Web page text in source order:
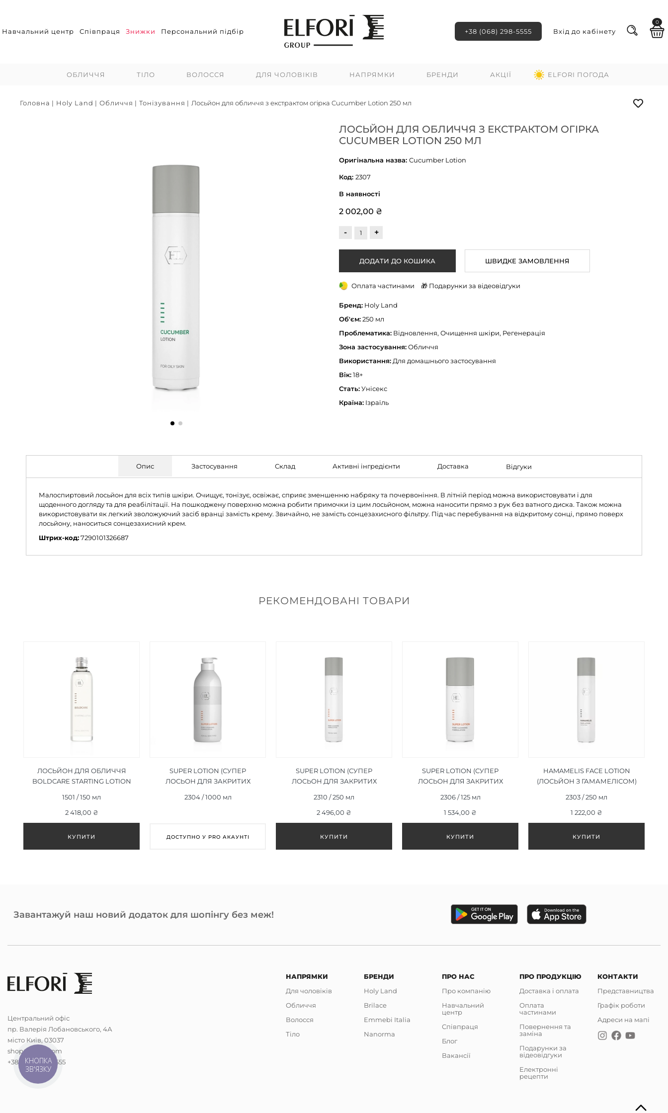
Навчальний центр Співпраця Знижки Персональний підбір +38 (068) 298-5555 Вхід до кабінету
0
ОБЛИЧЧЯ ТІЛО ВОЛОССЯ ДЛЯ ЧОЛОВІКІВ НАПРЯМКИ БРЕНДИ АКЦІЇ ELFORI ПОГОДА
Головна | Holy Land | Обличчя | Тонізування | Лосьйон для обличчя з екстрактом огірка Cucumber Lotion 250 мл
ЛОСЬЙОН ДЛЯ ОБЛИЧЧЯ З ЕКСТРАКТОМ ОГІРКА
CUCUMBER LOTION 250 МЛ
Оригінальна назва: Cucumber Lotion
Код: 2307
В наявності
2 002,00 ₴
- +
ШВИДКЕ ЗАМОВЛЕННЯ
Оплата частинами 🎁 Подарунки за відеовідгуки
Бренд: Holy Land
Об'єм:250 мл
Проблематика: Відновлення, Очищення шкіри, Регенерація
Зона застосування:Обличчя
Використання: Для домашнього застосування
Вік:18+
Стать:Унісекс
Країна: Ізраїль
Опис Застосування Склад Активні інгредієнти Доставка Відгуки
Малоспиртовий лосьйон для всіх типів шкіри. Очищує, тонізує, освіжає, сприяє зменшенню набряку та почервоніння. В літній період можна використовувати і для
щоденного догляду та для реабілітації. На пошкоджену поверхню можна робити примочки із цим лосьйоном, можна наносити прямо з рук без ватного диска. Також можна
використовувати як легкий зволожуючий засіб вранці замість крему. Звичайно, не замість сонцезахисного фільтру. Під час перебування на відкритому сонці, прямо поверх
лосьйону, наноситься сонцезахисний крем.
Штрих-код:7290101326687
РЕКОМЕНДОВАНІ ТОВАРИ
ЛОСЬЙОН ДЛЯ ОБЛИЧЧЯ
BOLDCARE STARTING LOTION
1501 / 150 мл
2 418,00 ₴
SUPER LOTION (СУПЕР
ЛОСЬОН ДЛЯ ЗАКРИТИХ
2304 / 1000 мл
ДОСТУПНО У PRO АКАУНТІ
SUPER LOTION (СУПЕР
ЛОСЬОН ДЛЯ ЗАКРИТИХ
2310 / 250 мл
2 496,00 ₴
SUPER LOTION (СУПЕР
ЛОСЬОН ДЛЯ ЗАКРИТИХ
2306 / 125 мл
1 534,00 ₴
HAMAMELIS FACE LOTION
(ЛОСЬЙОН З ГАМАМЕЛІСОМ)
2303 / 250 мл
1 222,00 ₴
Завантажуй наш новий додаток для шопінгу без меж!
Центральний офіс
пр. Валерія Лобановського, 4А
місто Київ, 03037
shop@elfori.com
+38 (068) 298-5555
НАПРЯМКИ
Для чоловіків
Обличчя
Волосся
Тіло
БРЕНДИ
Holy Land
Brilace
Emmebi Italia
Nanorma
ПРО НАС
Про компанію
Навчальний
центр
Співпраця
Блог
Вакансії
ПРО ПРОДУКЦІЮ
Доставка і оплата
Оплата
частинами
Повернення та
заміна
Подарунки за
відеовідгуки
Електронні
рецепти
КОНТАКТИ
Представництва
Графік роботи
Адреси на мапі
КНОПКА
ЗВ'ЯЗКУ